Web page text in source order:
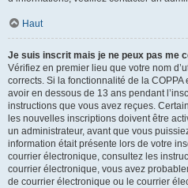
Haut
Je suis inscrit mais je ne peux pas me
Vérifiez en premier lieu que votre nom
corrects. Si la fonctionnalité de la
avoir en dessous de 13 ans pendant
instructions que vous avez reçues.
les nouvelles inscriptions doivent être
un administrateur, avant que vous
information était présente lors de votre
courrier électronique, consultez les
courrier électronique, vous avez
de courrier électronique ou le courrier